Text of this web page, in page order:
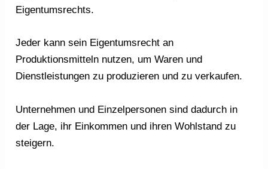
Eigentumsrechts.
Jeder kann sein Eigentumsrecht an
Produktionsmitteln nutzen, um Waren und
Dienstleistungen zu produzieren und zu verkaufen.
Unternehmen und Einzelpersonen sind dadurch in
der Lage, ihr Einkommen und ihren Wohlstand zu
steigern.